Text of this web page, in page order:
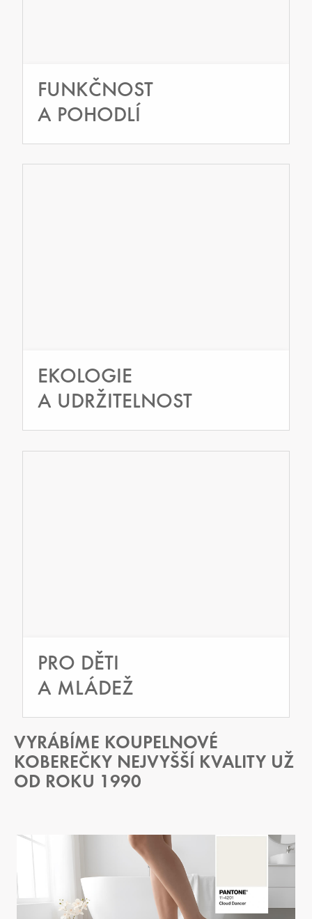
FUNKČNOST
A POHODLÍ
EKOLOGIE
A UDRŽITELNOST
PRO DĚTI
A MLÁDEŽ
VYRÁBÍME KOUPELNOVÉ
KOBEREČKY NEJVYŠŠÍ KVALITY UŽ
OD ROKU 1990